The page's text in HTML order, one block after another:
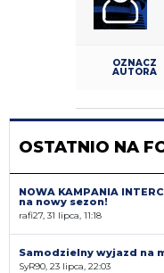
OZNACZ
AUTORA
OSTATNIO NA
NOWA KAMPANIA
na nowy sezon!
rafi27, 31 lipca, 11:18
Samodzielny wyjazd na
SyR90, 23 lipca, 22:03